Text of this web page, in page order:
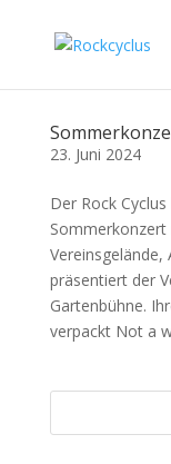
23. Juni 2024
Der Rock
Sommerkonzert
Vereinsgelände,
präsentiert der
Gartenbühne.
verpackt Not a